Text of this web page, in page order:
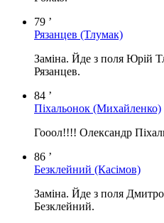
79 ’
Рязанцев (Тлумак)
Заміна. Йде з поля Юрій
Рязанцев.
84 ’
Піхальонок (Михайленко)
Гооол!!!! Олександр
86 ’
Безклейний (Касімов)
Заміна. Йде з поля
Безклейний.